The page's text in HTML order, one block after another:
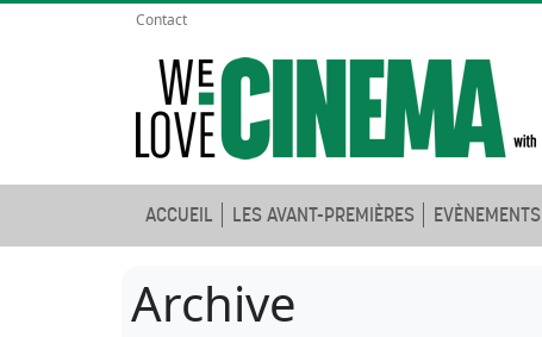
Contact
ACCUEIL LES AVANT-PREMIÈRES EVÈNEMENTS
Archive